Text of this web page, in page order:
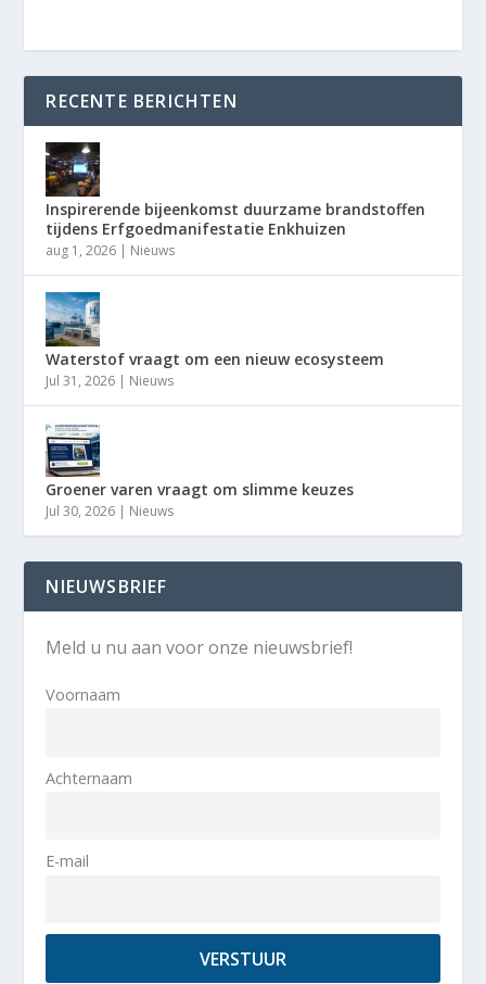
RECENTE BERICHTEN
Inspirerende bijeenkomst duurzame brandstoffen
tijdens Erfgoedmanifestatie Enkhuizen
aug 1, 2026 | Nieuws
Waterstof vraagt om een nieuw ecosysteem
Jul 31, 2026 | Nieuws
Groener varen vraagt om slimme keuzes
Jul 30, 2026 | Nieuws
NIEUWSBRIEF
Meld u nu aan voor onze nieuwsbrief!
Voornaam
Achternaam
E-mail